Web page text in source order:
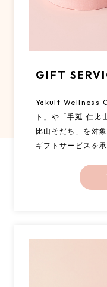
GIFT
Yakult Wellness
ト」や「手延 仁比
比山そだち」を対
ギフトサービスを